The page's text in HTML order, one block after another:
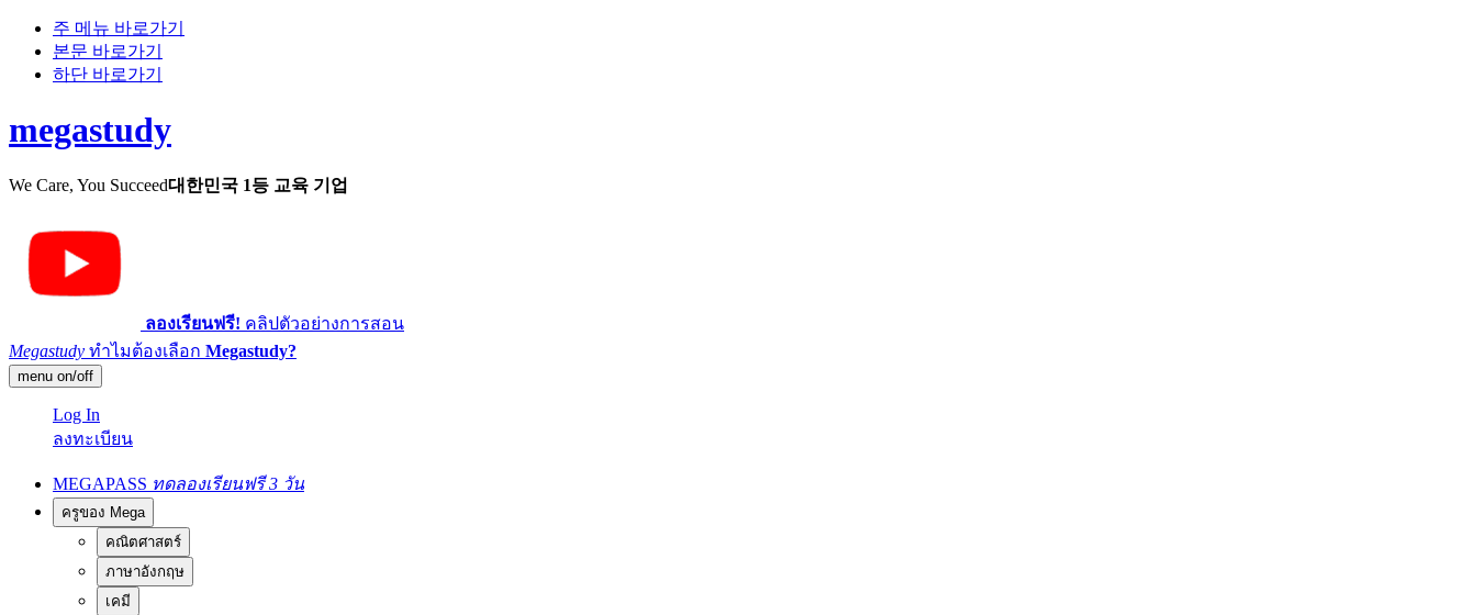
주 메뉴 바로가기
본문 바로가기
하단 바로가기
megastudy
We Care, You Succeed대한민국 1등 교육 기업
ลองเรียนฟรี! คลิปตัวอย่างการสอน
Megastudy ทำไมต้องเลือก Megastudy?
menu on/off
Log In
ลงทะเบียน
MEGAPASS ทดลองเรียนฟรี 3 วัน
ครูของ Mega
คณิตศาสตร์
ภาษาอังกฤษ
เคมี